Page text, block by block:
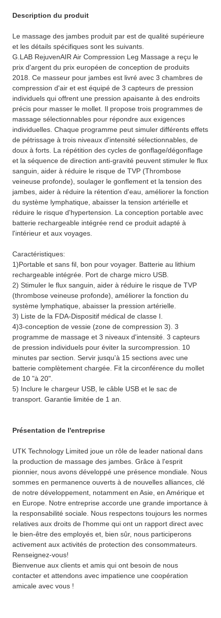
Description du produit
Le massage des jambes produit par est de qualité supérieure
et les détails spécifiques sont les suivants.
G.LAB RejuvenAIR Air Compression Leg Massage a reçu le
prix d'argent du prix européen de conception de produits
2018. Ce masseur pour jambes est livré avec 3 chambres de
compression d'air et est équipé de 3 capteurs de pression
individuels qui offrent une pression apaisante à des endroits
précis pour masser le mollet. Il propose trois programmes de
massage sélectionnables pour répondre aux exigences
individuelles. Chaque programme peut simuler différents effets
de pétrissage à trois niveaux d'intensité sélectionnables, de
doux à forts. La répétition des cycles de gonflage/dégonflage
et la séquence de direction anti-gravité peuvent stimuler le flux
sanguin, aider à réduire le risque de TVP (Thrombose
veineuse profonde), soulager le gonflement et la tension des
jambes, aider à réduire la rétention d'eau, améliorer la fonction
du système lymphatique, abaisser la tension artérielle et
réduire le risque d'hypertension. La conception portable avec
batterie rechargeable intégrée rend ce produit adapté à
l'intérieur et aux voyages.
Caractéristiques:
1)Portable et sans fil, bon pour voyager. Batterie au lithium
rechargeable intégrée. Port de charge micro USB.
2) Stimuler le flux sanguin, aider à réduire le risque de TVP
(thrombose veineuse profonde), améliorer la fonction du
système lymphatique, abaisser la pression artérielle.
3) Liste de la FDA-Dispositif médical de classe I.
4)3-conception de vessie (zone de compression 3). 3
programme de massage et 3 niveaux d'intensité. 3 capteurs
de pression individuels pour éviter la surcompression. 10
minutes par section. Servir jusqu'à 15 sections avec une
batterie complètement chargée. Fit la circonférence du mollet
de 10 "à 20".
5) Inclure le chargeur USB, le câble USB et le sac de
transport. Garantie limitée de 1 an.
Présentation de l'entreprise
UTK Technology Limited joue un rôle de leader national dans
la production de massage des jambes. Grâce à l'esprit
pionnier, nous avons développé une présence mondiale. Nous
sommes en permanence ouverts à de nouvelles alliances, clé
de notre développement, notamment en Asie, en Amérique et
en Europe. Notre entreprise accorde une grande importance à
la responsabilité sociale. Nous respectons toujours les normes
relatives aux droits de l'homme qui ont un rapport direct avec
le bien-être des employés et, bien sûr, nous participerons
activement aux activités de protection des consommateurs.
Renseignez-vous!
Bienvenue aux clients et amis qui ont besoin de nous
contacter et attendons avec impatience une coopération
amicale avec vous !